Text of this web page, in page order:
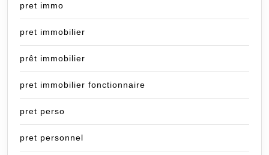
pret immo
pret immobilier
prêt immobilier
pret immobilier fonctionnaire
pret perso
pret personnel